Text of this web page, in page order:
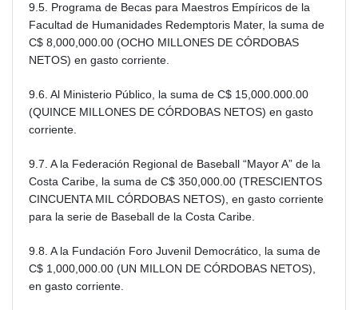
9.5. Programa de Becas para Maestros Empíricos de la
Facultad de Humanidades Redemptoris Mater, la suma de
C$ 8,000,000.00 (OCHO MILLONES DE CÓRDOBAS
NETOS) en gasto corriente.
9.6. Al Ministerio Público, la suma de C$ 15,000.000.00
(QUINCE MILLONES DE CÓRDOBAS NETOS) en gasto
corriente.
9.7. A la Federación Regional de Baseball “Mayor A” de la
Costa Caribe, la suma de C$ 350,000.00 (TRESCIENTOS
CINCUENTA MIL CÓRDOBAS NETOS), en gasto corriente
para la serie de Baseball de la Costa Caribe.
9.8. A la Fundación Foro Juvenil Democrático, la suma de
C$ 1,000,000.00 (UN MILLON DE CÓRDOBAS NETOS),
en gasto corriente.